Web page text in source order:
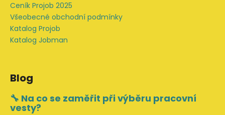
Ceník Projob 2025
Všeobecné obchodní podmínky
Katalog Projob
Katalog Jobman
Blog
🔧 Na co se zaměřit při výběru pracovní
vesty?